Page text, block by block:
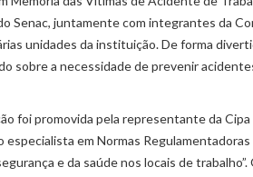
Senac, juntamente com integrantes da
unidades da instituição. De forma
sobre a necessidade de prevenir
foi promovida pela representante da
em Normas
e da saúde nos locais de